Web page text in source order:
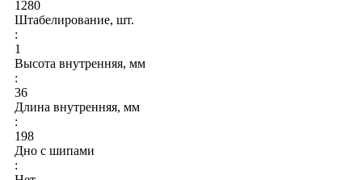
1280
Штабелирование, шт.
:
1
Высота внутренняя, мм
:
36
Длина внутренняя, мм
:
198
Дно с шипами
: